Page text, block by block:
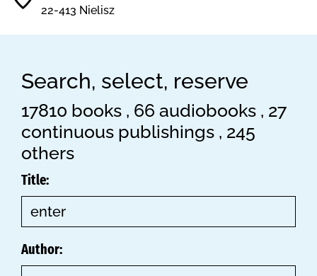
22-413 Nielisz
Search, select, reserve
17810 books , 66 audiobooks , 27
continuous publishings , 245
others
Title:
Author: